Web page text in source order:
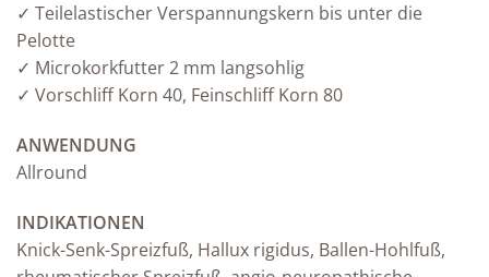
✓ Teilelastischer Verspannungskern bis unter die
Pelotte
✓ Microkorkfutter 2 mm langsohlig
✓ Vorschliff Korn 40, Feinschliff Korn 80
ANWENDUNG
Allround
INDIKATIONEN
Knick-Senk-Spreizfuß, Hallux rigidus, Ballen-Hohlfuß,